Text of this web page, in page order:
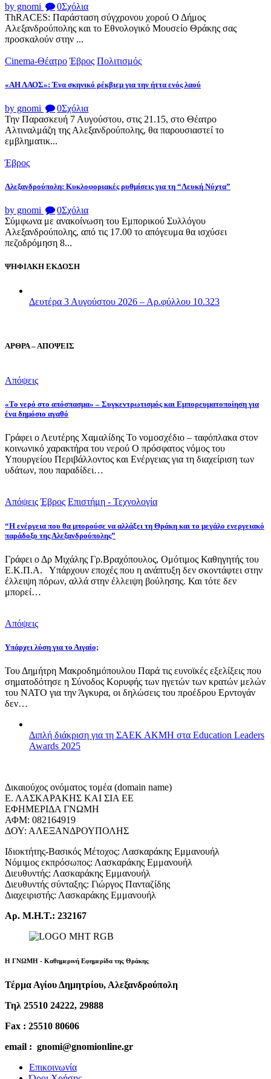
by gnomi 0Σχόλια
ThRACES: Παράσταση σύγχρονου χορού Ο Δήμος
Αλεξανδρούπολης και το Εθνολογικό Μουσείο Θράκης σας
προσκαλούν στην ...
Cinema-Θέατρο Έβρος Πολιτισμός
«ΑΗ ΛΑΟΣ»: Ένα σκηνικό ρέκβιεμ για την ήττα ενός λαού
by gnomi 0Σχόλια
Την Παρασκευή 7 Αυγούστου, στις 21.15, στο Θέατρο
Αλτιναλμάζη της Αλεξανδρούπολης, θα παρουσιαστεί το
εμβληματικ...
Έβρος
Αλεξανδρούπολη: Κυκλοφοριακές ρυθμίσεις για τη “Λευκή Νύχτα”
by gnomi 0Σχόλια
Σύμφωνα με ανακοίνωση του Εμπορικού Συλλόγου
Αλεξανδρούπολης, από τις 17.00 το απόγευμα θα ισχύσει
πεζοδρόμηση 8...
ΨΗΦΙΑΚΗ ΕΚΔΟΣΗ
Δευτέρα 3 Αυγούστου 2026 – Αρ.φύλλου 10.323
ΑΡΘΡΑ – ΑΠΟΨΕΙΣ
Απόψεις
«Το νερό στο απόσπασμα» – Συγκεντρωτισμός και Εμπορευματοποίηση για
ένα δημόσιο αγαθό
Γράφει ο Λευτέρης Χαμαλίδης Το νομοσχέδιο – ταφόπλακα στον
κοινωνικό χαρακτήρα του νερού Ο πρόσφατος νόμος του
Υπουργείου Περιβάλλοντος και Ενέργειας για τη διαχείριση των
υδάτων, που παραδίδει…
Απόψεις Έβρος Επιστήμη - Τεχνολογία
“Η ενέργεια που θα μπορούσε να αλλάξει τη Θράκη και το μεγάλο ενεργειακό
παράδοξο της Αλεξανδρούπολης”
Γράφει ο Δρ Μιχάλης Γρ.Βραχόπουλος, Ομότιμος Καθηγητής του
Ε.Κ.Π.Α. Υπάρχουν εποχές που η ανάπτυξη δεν σκοντάφτει στην
έλλειψη πόρων, αλλά στην έλλειψη βούλησης. Και τότε δεν
μπορεί…
Απόψεις
Υπάρχει λύση για το Αιγαίο;
Του Δημήτρη Μακροδημόπουλου Παρά τις ευνοϊκές εξελίξεις που
σηματοδότησε η Σύνοδος Κορυφής των ηγετών των κρατών μελών
του ΝΑΤΟ για την Άγκυρα, οι δηλώσεις του προέδρου Ερντογάν
δεν…
Διπλή διάκριση για τη ΣΑΕΚ ΑΚΜΗ στα Education Leaders
Awards 2025
Δικαιούχος ονόματος τομέα (domain name)
Ε. ΛΑΣΚΑΡΑΚΗΣ ΚΑΙ ΣΙΑ ΕΕ
ΕΦΗΜΕΡΙΔΑ ΓΝΩΜΗ
ΑΦΜ: 082164919
ΔΟΥ: ΑΛΕΞΑΝΔΡΟΥΠΟΛΗΣ
Ιδιοκτήτης-Βασικός Μέτοχος: Λασκαράκης Εμμανουήλ
Νόμιμος εκπρόσωπος: Λασκαράκης Εμμανουήλ
Διευθυντής: Λασκαράκης Εμμανουήλ
Διευθυντής σύνταξης: Γιώργος Πανταζίδης
Διαχειριστής: Λασκαράκης Εμμανουήλ
Αρ. Μ.Η.Τ.: 232167
Η ΓΝΩΜΗ - Καθημερινή Εφημερίδα της Θράκης
Τέρμα Αγίου Δημητρίου, Αλεξανδρούπολη
Τηλ 25510 24222, 29888
Fax : 25510 80606
email : gnomi@gnomionline.gr
Επικοινωνία